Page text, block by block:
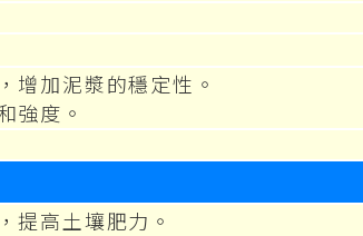
增加泥漿的穩定性。
強度。
提高土壤肥力。